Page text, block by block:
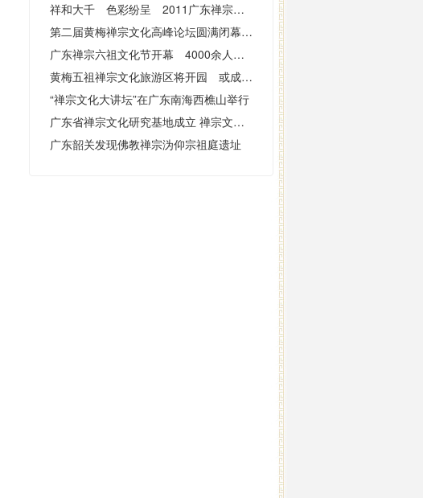
祥和大千 色彩纷呈 2011广东禅宗六祖文化节圆满闭幕
第二届黄梅禅宗文化高峰论坛圆满闭幕 生活禅研究有新进展
广东禅宗六祖文化节开幕 4000余人齐聚一堂
黄梅五祖禅宗文化旅游区将开园 或成世界禅修圣地
“禅宗文化大讲坛”在广东南海西樵山举行
广东省禅宗文化研究基地成立 禅宗文化大讲坛开讲
广东韶关发现佛教禅宗沩仰宗祖庭遗址